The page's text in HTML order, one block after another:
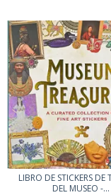
LIBRO DE STICKERS DE
DEL MUSEO -...